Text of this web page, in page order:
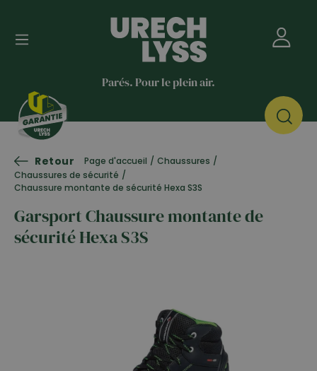
Parés. Pour le plein air.
Retour Page d'accueil / Chaussures /
Chaussures de sécurité /
Chaussure montante de sécurité Hexa S3S
Garsport Chaussure montante de
sécurité Hexa S3S